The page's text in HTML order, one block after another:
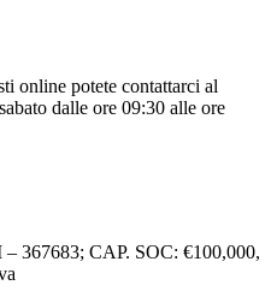
online potete contattarci al
dalle ore 09:30 alle ore
367683; CAP. SOC: €100,000,